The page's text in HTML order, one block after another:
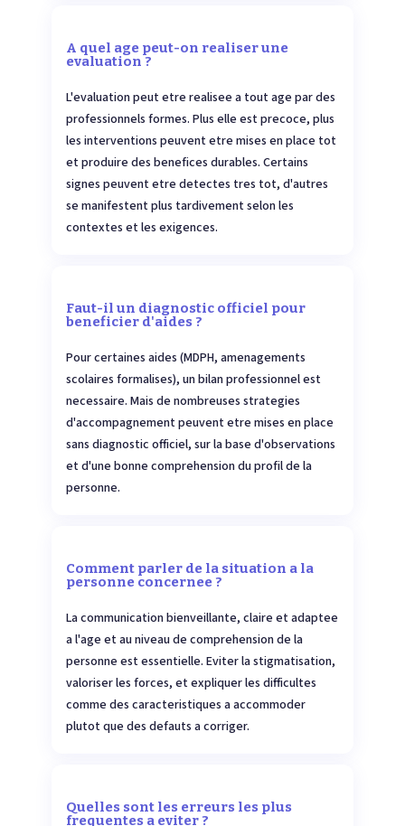
A quel age peut-on realiser une
evaluation ?
L'evaluation peut etre realisee a tout age par des
professionnels formes. Plus elle est precoce, plus
les interventions peuvent etre mises en place tot
et produire des benefices durables. Certains
signes peuvent etre detectes tres tot, d'autres
se manifestent plus tardivement selon les
contextes et les exigences.
Faut-il un diagnostic officiel pour
beneficier d'aides ?
Pour certaines aides (MDPH, amenagements
scolaires formalises), un bilan professionnel est
necessaire. Mais de nombreuses strategies
d'accompagnement peuvent etre mises en place
sans diagnostic officiel, sur la base d'observations
et d'une bonne comprehension du profil de la
personne.
Comment parler de la situation a la
personne concernee ?
La communication bienveillante, claire et adaptee
a l'age et au niveau de comprehension de la
personne est essentielle. Eviter la stigmatisation,
valoriser les forces, et expliquer les difficultes
comme des caracteristiques a accommoder
plutot que des defauts a corriger.
Quelles sont les erreurs les plus
frequentes a eviter ?